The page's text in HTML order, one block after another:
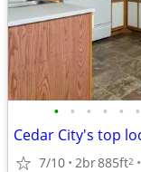
• • • • • •
7/10 2br885ft2